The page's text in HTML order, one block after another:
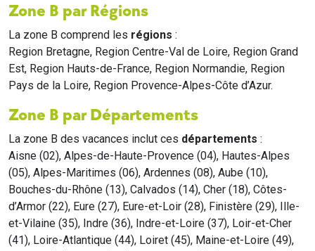
Zone B par Régions
La zone B comprend les régions :
Region Bretagne, Region Centre-Val de Loire, Region Grand
Est, Region Hauts-de-France, Region Normandie, Region
Pays de la Loire, Region Provence-Alpes-Côte d’Azur.
Zone B par Départements
La zone B des vacances inclut ces départements :
Aisne (02), Alpes-de-Haute-Provence (04), Hautes-Alpes
(05), Alpes-Maritimes (06), Ardennes (08), Aube (10),
Bouches-du-Rhône (13), Calvados (14), Cher (18), Côtes-
d’Armor (22), Eure (27), Eure-et-Loir (28), Finistère (29), Ille-
et-Vilaine (35), Indre (36), Indre-et-Loire (37), Loir-et-Cher
(41), Loire-Atlantique (44), Loiret (45), Maine-et-Loire (49),